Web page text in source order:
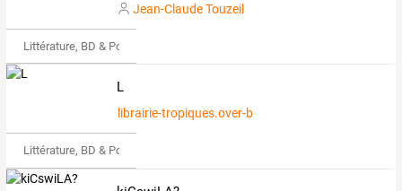
Jean-Claude Touzeil
Littérature, BD & Poésie
L
librairie-tropiques.over-blog.com
Littérature, BD & Poésie